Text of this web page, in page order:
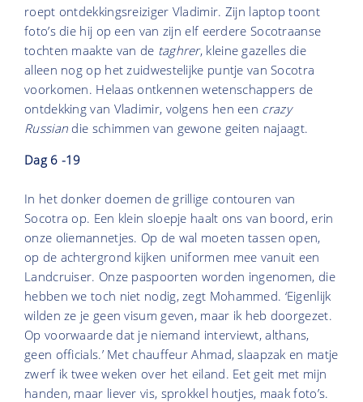
roept ontdekkingsreiziger Vladimir. Zijn laptop toont
foto’s die hij op een van zijn elf eerdere Socotraanse
tochten maakte van de taghrer, kleine gazelles die
alleen nog op het zuidwestelijke puntje van Socotra
voorkomen. Helaas ontkennen wetenschappers de
ontdekking van Vladimir, volgens hen een crazy
Russian die schimmen van gewone geiten najaagt.
Dag 6 -19
In het donker doemen de grillige contouren van
Socotra op. Een klein sloepje haalt ons van boord, erin
onze oliemannetjes. Op de wal moeten tassen open,
op de achtergrond kijken uniformen mee vanuit een
Landcruiser. Onze paspoorten worden ingenomen, die
hebben we toch niet nodig, zegt Mohammed. ‘Eigenlijk
wilden ze je geen visum geven, maar ik heb doorgezet.
Op voorwaarde dat je niemand interviewt, althans,
geen officials.’ Met chauffeur Ahmad, slaapzak en matje
zwerf ik twee weken over het eiland. Eet geit met mijn
handen, maar liever vis, sprokkel houtjes, maak foto’s.